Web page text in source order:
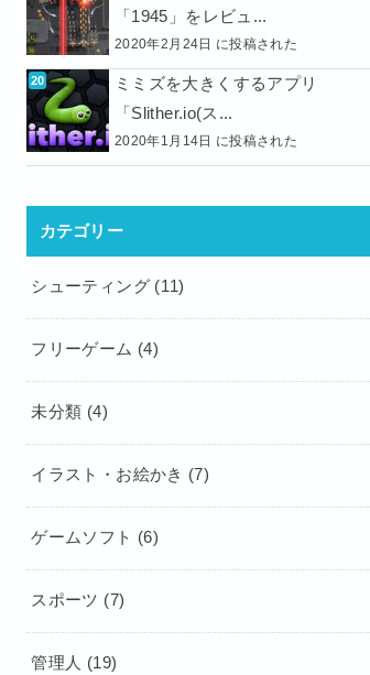
「1945」をレビュ...
2020年2月24日 に投稿された
ミミズを大きくするアプリ
「Slither.io(ス...
2020年1月14日 に投稿された
カテゴリー
シューティング (11)
フリーゲーム (4)
未分類 (4)
イラスト・お絵かき (7)
ゲームソフト (6)
スポーツ (7)
管理人 (19)